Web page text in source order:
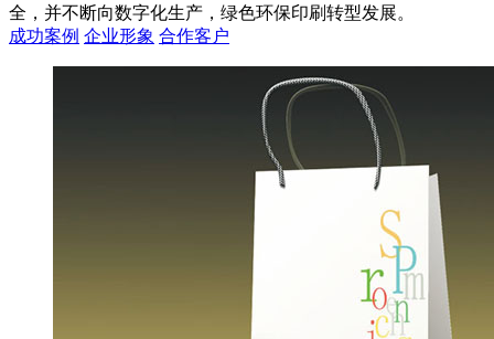
全，并不断向数字化生产，绿色环保印刷转型发展。
成功案例 企业形象 合作客户